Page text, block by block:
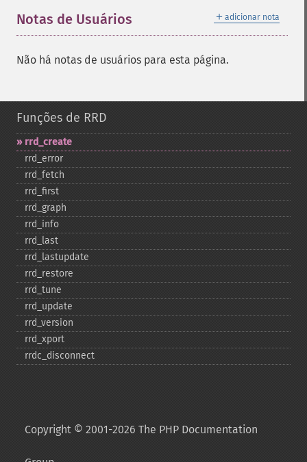
＋ adicionar nota
Notas de Usuários
Não há notas de usuários para esta página.
Funções de RRD
rrd_​create
rrd_​error
rrd_​fetch
rrd_​first
rrd_​graph
rrd_​info
rrd_​last
rrd_​lastupdate
rrd_​restore
rrd_​tune
rrd_​update
rrd_​version
rrd_​xport
rrdc_​disconnect
Copyright © 2001-2026 The PHP Documentation